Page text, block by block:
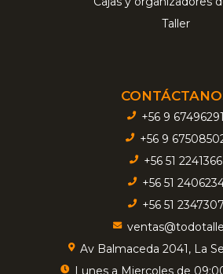
Taller
+56 9 67496291
+56 9
+56 51 2241366
+56 51
+56 51 2347307
Av Balmaceda 2041, La